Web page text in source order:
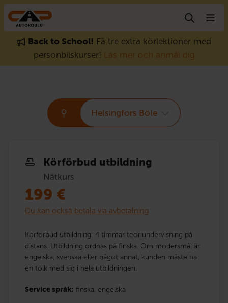
Gå till innehåll
Back to School! Få tre extra körlektioner med
personbilskurser! Läs mer och anmäl dig
Helsingfors Böle
Körförbud utbildning
Nätkurs
199 €
Du kan också betala via avbetalning
Körförbud utbildning: 4 timmar teoriundervisning på
distans. Utbildning ordnas på finska. Om modersmål är
engelska, svenska eller något annat, kunden måste ha
en tolk med sig i hela utbildningen.
Service språk: finska, engelska